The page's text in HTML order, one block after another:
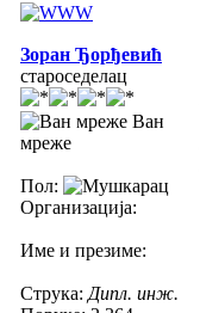
Зоран Ђорђевић
староседелац
Ван
мреже
Пол:
Организација:
Име и презиме:
Струка: Дипл. инж.